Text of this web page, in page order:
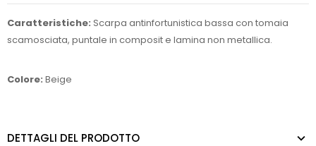
Caratteristiche: Scarpa antinfortunistica bassa con tomaia
scamosciata, puntale in composit e lamina non metallica.
Colore: Beige
DETTAGLI DEL PRODOTTO